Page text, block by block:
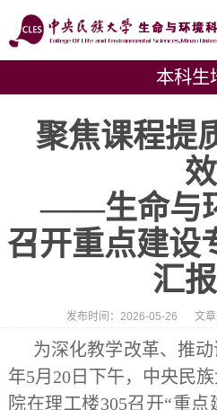
本科生
聚焦课程提
效
——生命与
召开重点建设
汇
发布时间：2026-05-26 文章
为深化教学改革、推
年5月20日下午，中央民
院在理工楼305召开“重